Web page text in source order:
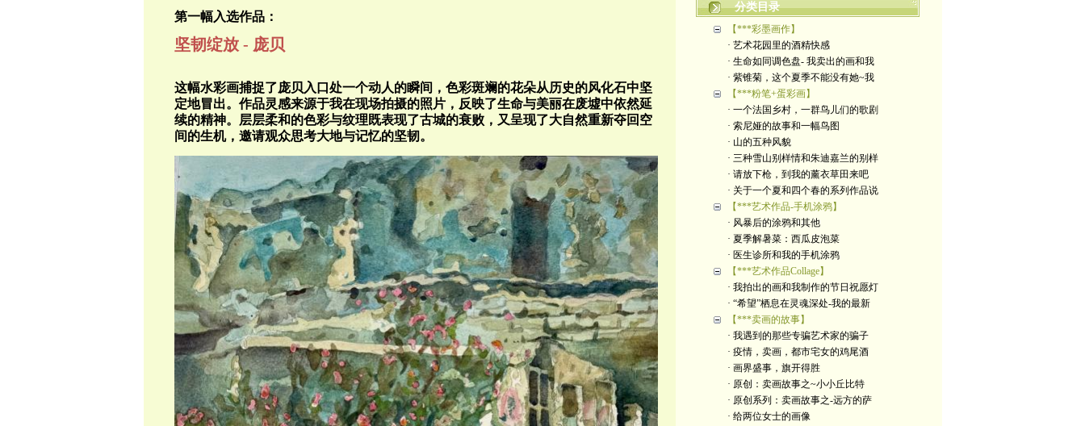
第一幅入选作品：
坚韧绽放 - 庞贝
这幅水彩画捕捉了庞贝入口处一个动人的瞬间，色彩斑斓的花朵从历史的风化石中坚
定地冒出。作品灵感来源于我在现场拍摄的照片，反映了生命与美丽在废墟中依然延
续的精神。层层柔和的色彩与纹理既表现了古城的衰败，又呈现了大自然重新夺回空
间的生机，邀请观众思考大地与记忆的坚韧。
分类目录
【***彩墨画作】
· 艺术花园里的酒精快感
· 生命如同调色盘- 我卖出的画和我
· 紫锥菊，这个夏季不能没有她~我
【***粉笔+蛋彩画】
· 一个法国乡村，一群鸟儿们的歌剧
· 索尼娅的故事和一幅鸟图
· 山的五种风貌
· 三种雪山别样情和朱迪嘉兰的别样
· 请放下枪，到我的薰衣草田来吧
· 关于一个夏和四个春的系列作品说
【***艺术作品-手机涂鸦】
· 风暴后的涂鸦和其他
· 夏季解暑菜：西瓜皮泡菜
· 医生诊所和我的手机涂鸦
【***艺术作品Collage】
· 我拍出的画和我制作的节日祝愿灯
· “希望”栖息在灵魂深处-我的最新
【***卖画的故事】
· 我遇到的那些专骗艺术家的骗子
· 疫情，卖画，都市宅女的鸡尾酒
· 画界盛事，旗开得胜
· 原创：卖画故事之~小小丘比特
· 原创系列：卖画故事之-远方的萨
· 给两位女士的画像